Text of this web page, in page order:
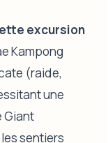
excursion
Kampong
(raide,
une
Giant
sentiers